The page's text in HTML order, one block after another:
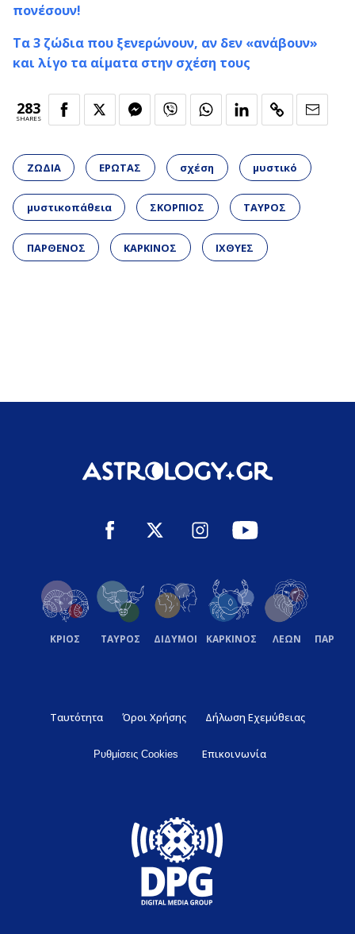
πονέσουν!
Τα 3 ζώδια που ξενερώνουν, αν δεν «ανάβουν»
και λίγο τα αίματα στην σχέση τους
283
SHARES
ΖΩΔΙΑ ΕΡΩΤΑΣ σχέση μυστικό
μυστικοπάθεια ΣΚΟΡΠΙΟΣ ΤΑΥΡΟΣ
ΠΑΡΘΕΝΟΣ ΚΑΡΚΙΝΟΣ ΙΧΘΥΕΣ
ΚΡΙΟΣ ΤΑΥΡΟΣ ΔΙΔΥΜΟΙ ΚΑΡΚΙΝΟΣ ΛΕΩΝ
Ταυτότητα Όροι Χρήσης Δήλωση Εχεμύθειας
Ρυθμίσεις Cookies Επικοινωνία